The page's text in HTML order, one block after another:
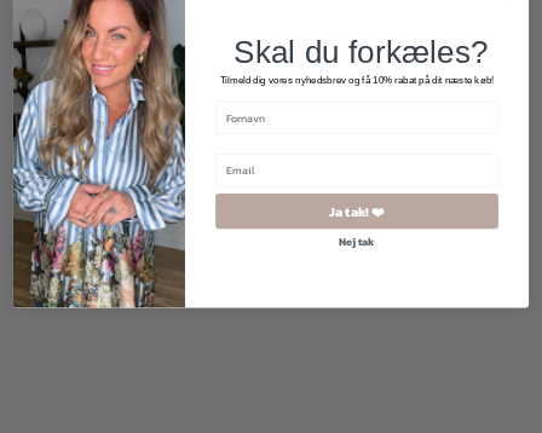
950,00 165,00
Skal du forkæles?
Tilmeld dig vores nyhedsbrev og få 10% rabat på dit næste køb!
Ja tak! ❤️
Nej tak